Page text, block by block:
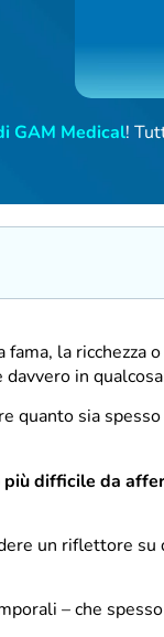
GAM Medical!
la ricchezza
in
quanto sia
più difficile da
un riflettore su
– che